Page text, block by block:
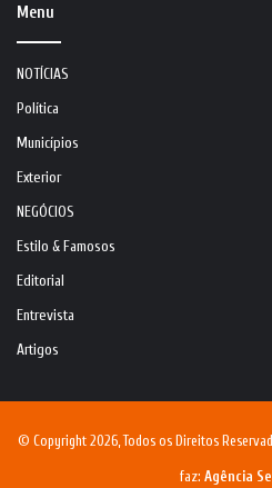
Menu
NOTÍCIAS
Política
Municípios
Exterior
NEGÓCIOS
Estilo & Famosos
Editorial
Entrevista
Artigos
© Copyright 2026, Todos os Direitos
faz: Agência